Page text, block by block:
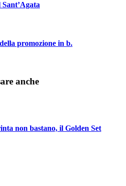
promozione in b.
anche
non bastano, il Golden Set